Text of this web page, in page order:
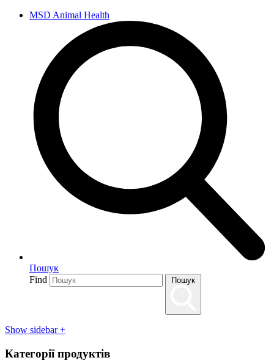
MSD Animal Health
Пошук
Find
Пошук
Show sidebar+
Категорії продуктів